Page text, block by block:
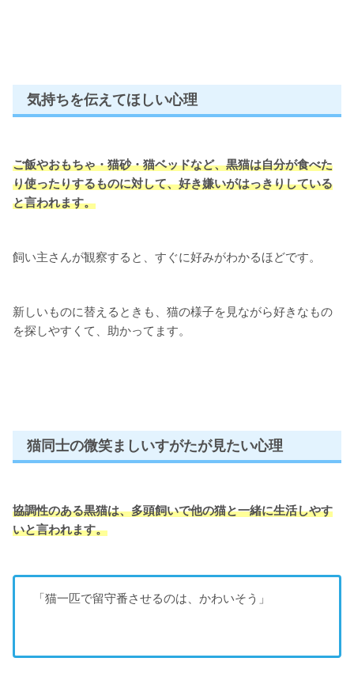
気持ちを伝えてほしい心理
ご飯やおもちゃ・猫砂・猫ベッドなど、黒猫は自分が食べた
り使ったりするものに対して、好き嫌いがはっきりしている
と言われます。
飼い主さんが観察すると、すぐに好みがわかるほどです。
新しいものに替えるときも、猫の様子を見ながら好きなもの
を探しやすくて、助かってます。
猫同士の微笑ましいすがたが見たい心理
協調性のある黒猫は、多頭飼いで他の猫と一緒に生活しやす
いと言われます。
「猫一匹で留守番させるのは、かわいそう」